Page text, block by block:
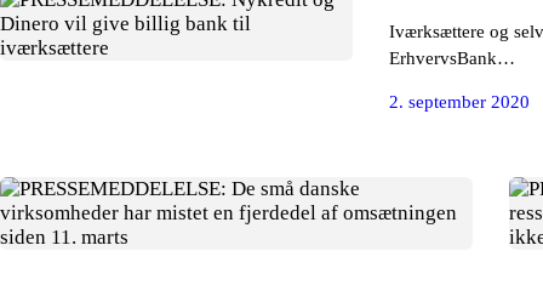
Iværksættere og
ErhvervsBank…
2. september 2020